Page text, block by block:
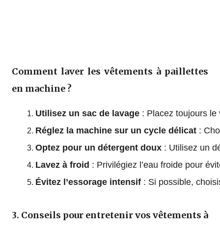
Comment laver les vêtements à paillettes
en machine ?
Utilisez un sac de lavage : Placez toujours
Réglez la machine sur un cycle délicat :
Optez pour un détergent doux : Utilisez un
Lavez à froid : Privilégiez l’eau froide pour
Évitez l’essorage intensif : Si possible,
3. Conseils pour entretenir vos vêtements à